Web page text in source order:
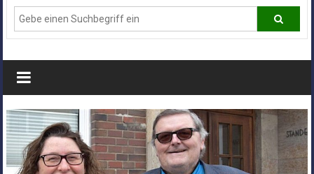
aus
Deiner
Stadt
Monheim